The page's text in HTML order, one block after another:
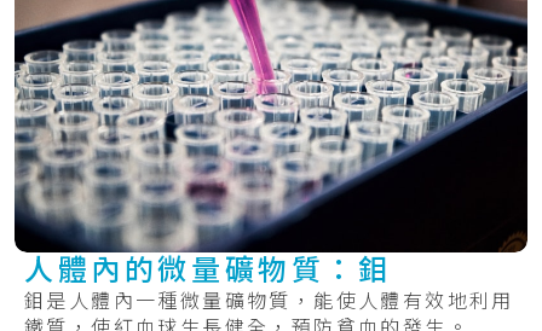
人體內的微量礦物質：鉬
鉬是人體內一種微量礦物質，能使人體有效地利用